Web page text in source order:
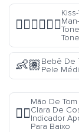
👩🏻‍❤️‍💋‍👨🏿
Tone
👶🏽Bebê De
Pele
👇🏻
Mão De
Clara De
Indicador
Para Baixo